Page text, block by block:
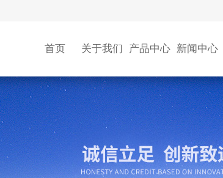
首页 关于我们 产品中心 新闻中心